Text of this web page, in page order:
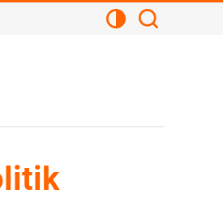
Kontrastansicht